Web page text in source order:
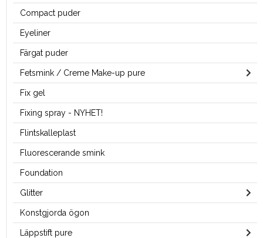
Compact puder
Eyeliner
Färgat puder
Fetsmink / Creme Make-up pure
Fix gel
Fixing spray - NYHET!
Flintskalleplast
Fluorescerande smink
Foundation
Glitter
Konstgjorda ögon
Läppstift pure